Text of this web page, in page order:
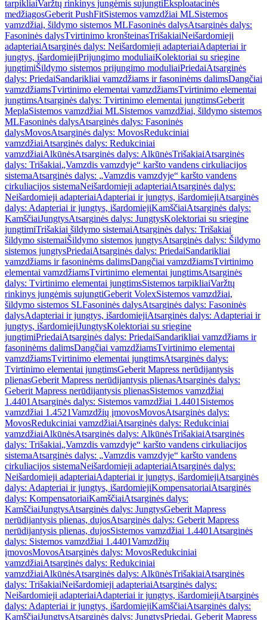
tarpikliaiVaržtų rinkinys jungėmis sujungtiEksploatacinės
medžiagosGeberit PushFitSistemos vamzdžiai MLSistemos
vamzdžiai, šildymo sistemos MLFasoninės dalysAtsarginės dalys:
Fasoninės dalysTvirtinimo kronšteinasTrišakiaiNeišardomieji
adapteriaiAtsarginės dalys: Neišardomieji adapteriaiAdapteriai ir
jungtys, išardomiejiPrijungimo moduliaiKolektoriai su sriegine
jungtimiŠildymo sistemos prijungimo moduliaiPriedaiAtsarginės
dalys: PriedaiSandarikliai vamzdžiams ir fasoninėms dalimsDangčiai
vamzdžiamsTvirtinimo elementai vamzdžiamsTvirtinimo elementai
jungtimsAtsarginės dalys: Tvirtinimo elementai jungtimsGeberit
MeplaSistemos vamzdžiai MLSistemos vamzdžiai, šildymo sistemos
MLFasoninės dalysAtsarginės dalys: Fasoninės
dalysMovosAtsarginės dalys: MovosRedukciniai
vamzdžiaiAtsarginės dalys: Redukciniai
vamzdžiaiAlkūnėsAtsarginės dalys: AlkūnėsTrišakiaiAtsarginės
dalys: Trišakiai„Vamzdis vamzdyje“ karšto vandens cirkuliacijos
sistemaAtsarginės dalys: „Vamzdis vamzdyje“ karšto vandens
cirkuliacijos sistemaNeišardomieji adapteriaiAtsarginės dalys:
Neišardomieji adapteriaiAdapteriai ir jungtys, išardomiejiAtsarginės
dalys: Adapteriai ir jungtys, išardomiejiKamščiaiAtsarginės dalys:
KamščiaiJungtysAtsarginės dalys: JungtysKolektoriai su sriegine
jungtimiTrišakiai šildymo sistemaiAtsarginės dalys: Trišakiai
šildymo sistemaiŠildymo sistemos jungtysAtsarginės dalys: Šildymo
sistemos jungtysPriedaiAtsarginės dalys: PriedaiSandarikliai
vamzdžiams ir fasoninėms dalimsDangčiai vamzdžiamsTvirtinimo
elementai vamzdžiamsTvirtinimo elementai jungtimsAtsarginės
dalys: Tvirtinimo elementai jungtimsSistemos tarpikliaiVaržtų
rinkinys jungėmis sujungtiGeberit VolexSistemos vamzdžiai,
šildymo sistemos SLFasoninės dalysAtsarginės dalys: Fasoninės
dalysAdapteriai ir jungtys, išardomiejiAtsarginės dalys: Adapteriai ir
jungtys, išardomiejiJungtysKolektoriai su sriegine
jungtimiPriedaiAtsarginės dalys: PriedaiSandarikliai vamzdžiams ir
fasoninėms dalimsDangčiai vamzdžiamsTvirtinimo elementai
vamzdžiamsTvirtinimo elementai jungtimsAtsarginės dalys:
Tvirtinimo elementai jungtimsGeberit Mapress nerūdijantysis
plienasGeberit Mapress nerūdijantysis plienasAtsarginės dalys:
Geberit Mapress nerūdijantysis plienasSistemos vamzdžiai
1.4401 Atsarginės dalys: Sistemos vamzdžiai 1.4401 Sistemos
vamzdžiai 1.4521Vamzdžių įmovosMovosAtsarginės dalys:
MovosRedukciniai vamzdžiaiAtsarginės dalys: Redukciniai
vamzdžiaiAlkūnėsAtsarginės dalys: AlkūnėsTrišakiaiAtsarginės
dalys: Trišakiai„Vamzdis vamzdyje“ karšto vandens cirkuliacijos
sistemaAtsarginės dalys: „Vamzdis vamzdyje“ karšto vandens
cirkuliacijos sistemaNeišardomieji adapteriaiAtsarginės dalys:
Neišardomieji adapteriaiAdapteriai ir jungtys, išardomiejiAtsarginės
dalys: Adapteriai ir jungtys, išardomiejiKompensatoriaiAtsarginės
dalys: KompensatoriaiKamščiaiAtsarginės dalys:
KamščiaiJungtysAtsarginės dalys: JungtysGeberit Mapress
nerūdijantysis plienas, dujosAtsarginės dalys: Geberit Mapress
nerūdijantysis plienas, dujosSistemos vamzdžiai 1.4401 Atsarginės
dalys: Sistemos vamzdžiai 1.4401Vamzdžių
įmovosMovosAtsarginės dalys: MovosRedukciniai
vamzdžiaiAtsarginės dalys: Redukciniai
vamzdžiaiAlkūnėsAtsarginės dalys: AlkūnėsTrišakiaiAtsarginės
dalys: TrišakiaiNeišardomieji adapteriaiAtsarginės dalys:
Neišardomieji adapteriaiAdapteriai ir jungtys, išardomiejiAtsarginės
dalys: Adapteriai ir jungtys, išardomiejiKamščiaiAtsarginės dalys:
KamščiaiJungtysAtsarginės dalys: JungtysPriedai, Geberit Mapress